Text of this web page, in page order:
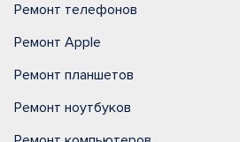
Ремонт телефонов
Ремонт Apple
Ремонт планшетов
Ремонт ноутбуков